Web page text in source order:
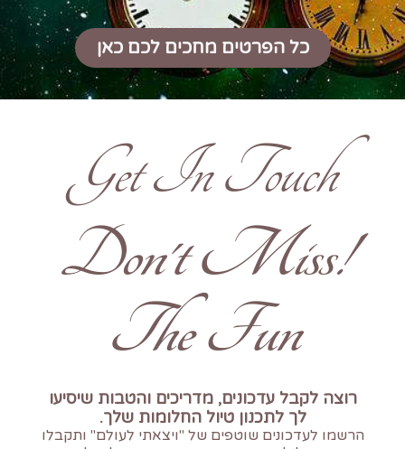
כל הפרטים מחכים לכם כאן
Get In Touch
!Don't Miss
The Fun